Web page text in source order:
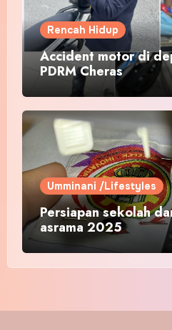
Rencah Hidup
Accident motor di
PDRM Cheras
Umminani /Lifestyles
Persiapan sekolah
asrama 2025